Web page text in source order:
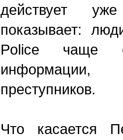
действует
показывает:
Police чаще
информации,
преступников.
Что касается